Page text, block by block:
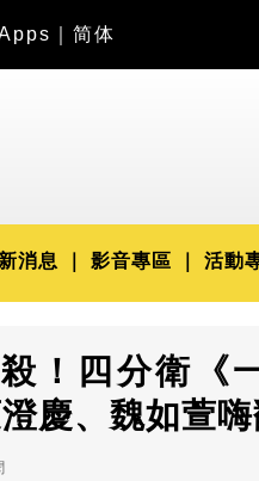
简体
消息 影音專區 活動
！四分衛《
澄慶、魏如萱